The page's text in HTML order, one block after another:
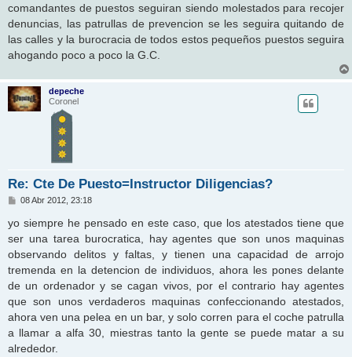
comandantes de puestos seguiran siendo molestados para recojer
denuncias, las patrullas de prevencion se les seguira quitando de
las calles y la burocracia de todos estos pequeños puestos seguira
ahogando poco a poco la G.C.
depeche
Coronel
Re: Cte De Puesto=Instructor Diligencias?
M
n
a
j
e
08 Abr 2012, 23:18
yo siempre he pensado en este caso, que los atestados tiene que
ser una tarea burocratica, hay agentes que son unos maquinas
observando delitos y faltas, y tienen una capacidad de arrojo
tremenda en la detencion de individuos, ahora les pones delante
de un ordenador y se cagan vivos, por el contrario hay agentes
que son unos verdaderos maquinas confeccionando atestados,
ahora ven una pelea en un bar, y solo corren para el coche patrulla
a llamar a alfa 30, miestras tanto la gente se puede matar a su
alrededor.